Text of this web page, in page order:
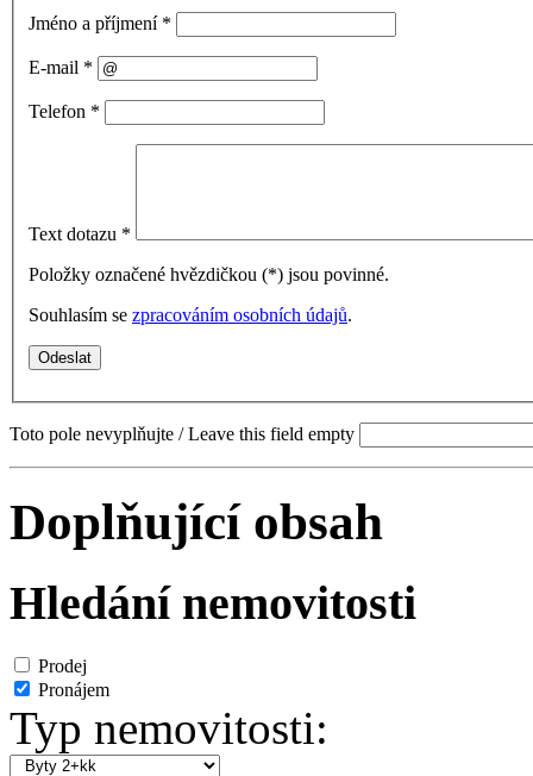
Jméno a příjmení *
E-mail *
Telefon *
Text dotazu *
Položky označené hvězdičkou (*) jsou povinné.
Souhlasím se zpracováním osobních údajů.
Toto pole nevyplňujte / Leave this field empty
Doplňující obsah
Hledání nemovitosti
Prodej
Pronájem
Typ nemovitosti: